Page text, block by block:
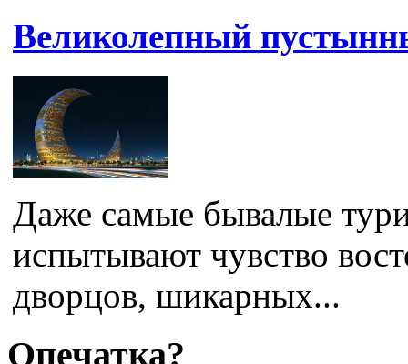
Великолепный
Даже самые бывалые
испытывают чувство
дворцов, шикарных...
Опечатка?